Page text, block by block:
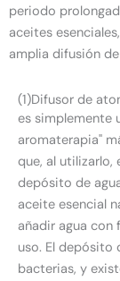
periodo
aceites
amplia difusión
(1)Difusor de
es simplemente
aromaterapia"
que, al utilizarlo,
depósito de
aceite esencial
añadir agua con
uso. El depósito
bacterias, y